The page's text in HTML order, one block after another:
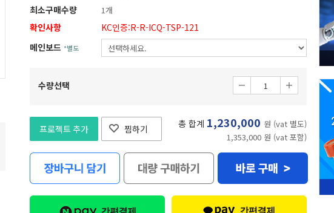
최소구매수량 1개
확인사항
KC인증:R-R-ICQ-TSP-121
메인보드 *별도
수량선택
프로젝트 추가 찜하기 총 합계 1,230,000 원 (vat 별도)
1,353,000 원 (vat 포함)